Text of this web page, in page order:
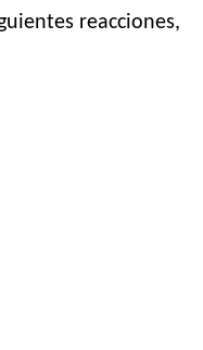
reacciones,